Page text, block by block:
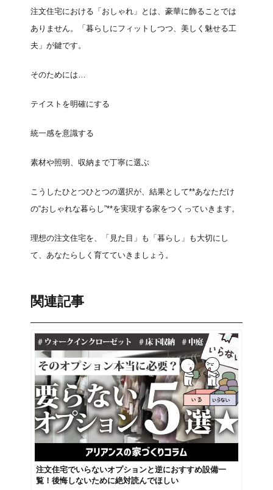
注文住宅における「おしゃれ」とは、豪華に飾ることでは
ありません。「暮らしにフィットしつつ、美しく魅せる工
夫」が鍵です。
そのためには…
テイストを明確にする
統一感を意識する
素材や照明、収納まで丁寧に選ぶ
こうしたひとつひとつの選択が、結果として**あなただけ
の“おしゃれな暮らし”**を実現する家をつくっていきます。
理想の注文住宅を、「見た目」も「暮らし」も大切にし
て、あなたらしく育てていきましょう。
関連記事
注文住宅でいらないオプションと逆におすすめ設備一
覧！後悔しないために絶対読んでほしい